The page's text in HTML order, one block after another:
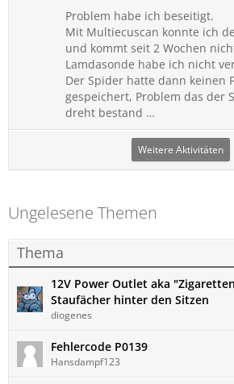
Problem habe ich beseitigt.
Mit Multiecuscan konnte ich
und kommt seit 2 Wochen
Lamdasonde habe ich nicht
Der Spider hatte dann keinen
gespeichert, Problem das der
dreht bestand …
Weitere Aktivitäten
Ungelesene Themen
Thema
12V Power Outlet aka
Staufächer hinter den Sitzen
diogenes
Fehlercode P0139
Hansdampf123